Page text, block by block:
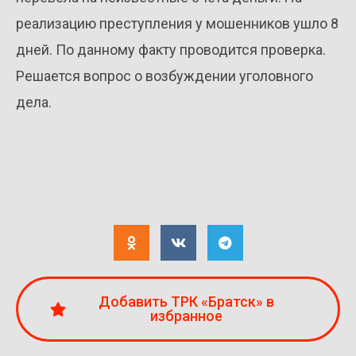
реализацию преступления у мошенников ушло 8
дней. По данному факту проводится проверка.
Решается вопрос о возбуждении уголовного
дела.
Добавить ТРК «Братск» в
избранное